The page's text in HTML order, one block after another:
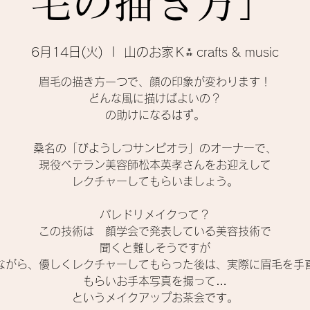
6月14日(火) 山のお家Ｋ⁂ crafts & music
眉毛の描き方一つで、顔の印象が変わります！
どんな風に描けばよいの？
の助けになるはず。
桑名の「びようしつサンピオラ」のオーナーで、
現役ベテラン美容師松本英孝さんをお迎えして
レクチャーしてもらいましょう。
パレドリメイクって？
この技術は 顔学会で発表している美容技術で
聞くと難しそうですが
がら、優しくレクチャーしてもらった後は、実際に眉毛を手
もらいお手本写真を撮って…
というメイクアップお茶会です。